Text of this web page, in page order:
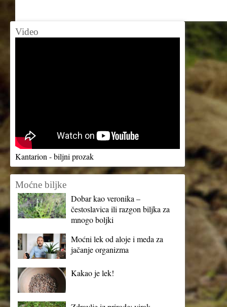
Video
Kantarion - biljni prozak
Moćne biljke
Dobar kao veronika –
čestoslavica ili razgon biljka za
mnogo boljki
Moćni lek od aloje i meda za
jačanje organizma
Kakao je lek!